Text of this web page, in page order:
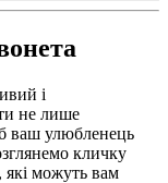
і
не лише
ваш улюбленець
кличку
які можуть вам